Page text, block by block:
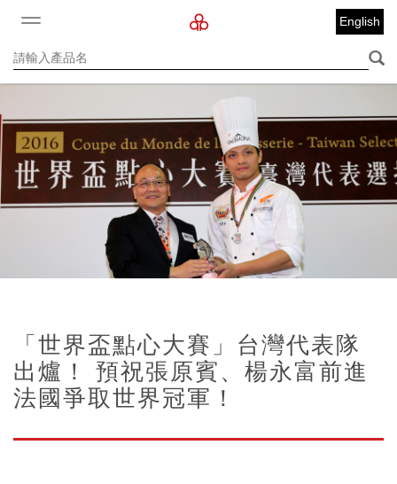
English
「世界盃點心大賽」台灣代表隊
出爐！ 預祝張原賓、楊永富前進
法國爭取世界冠軍！